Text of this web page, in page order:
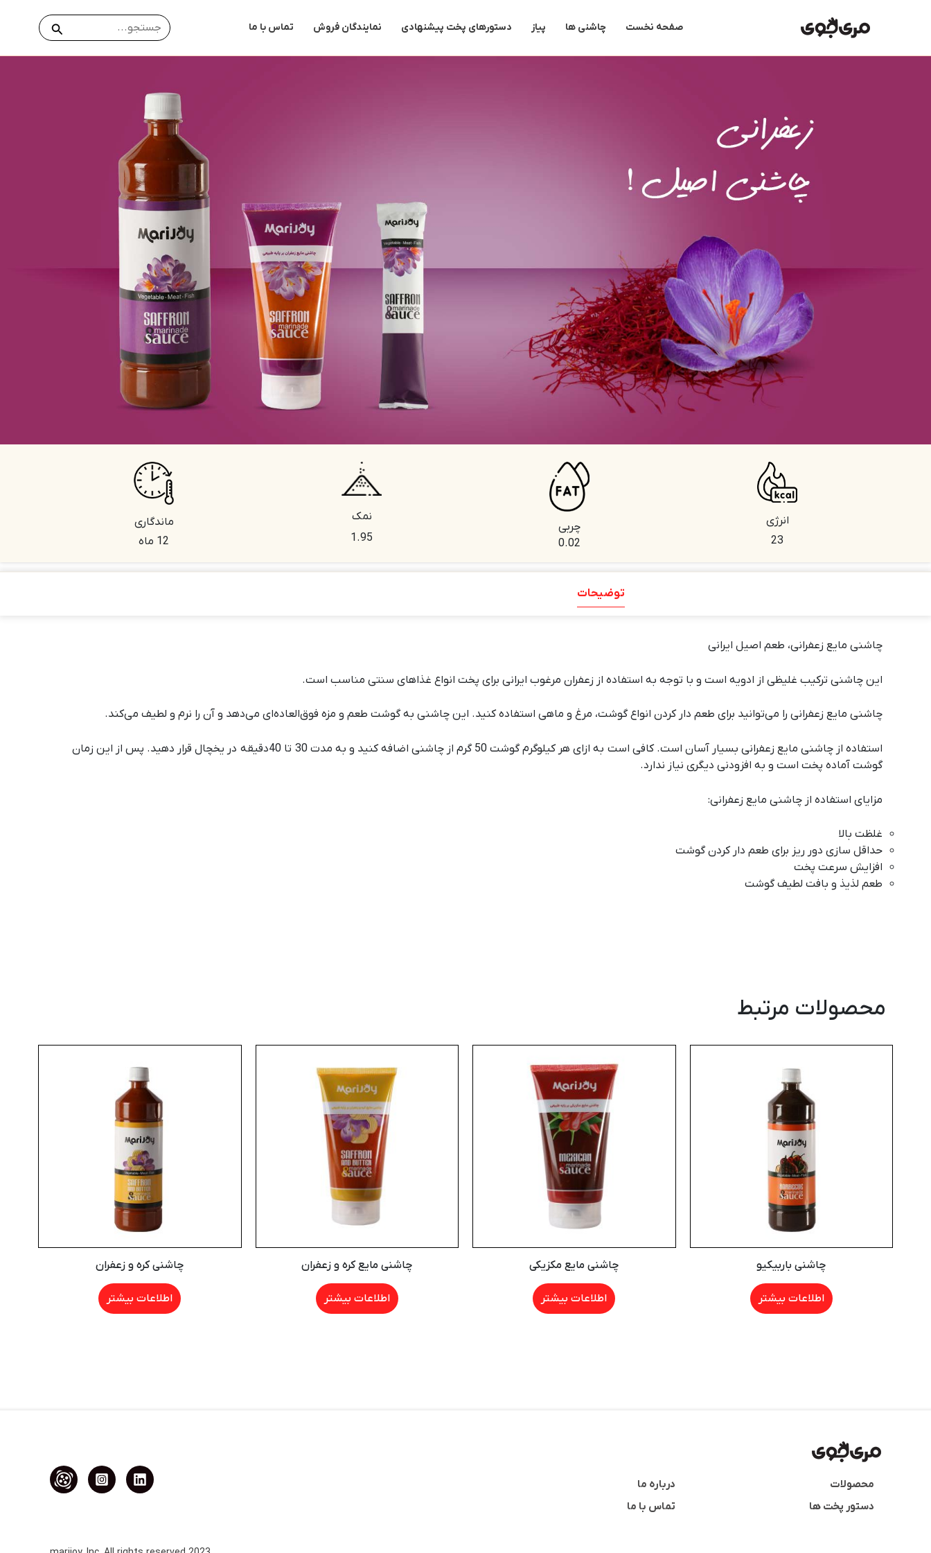
صفحه نخست چاشنی ها پیاز دستورهای پخت پیشنهادی نمایندگان فروش تماس با ما
جستجو
برای:
جستجو
انرژی
23
چربی
0.02
نمک
1.95
ماندگاری
12 ماه
توضیحات
چاشنی مایع زعفرانی، طعم اصیل ایرانی
این چاشنی ترکیب غلیظی از ادویه است و با توجه به استفاده از زعفران مرغوب ایرانی برای پخت انواع غذاهای سنتی مناسب است.
چاشنی مایع زعفرانی را می‌توانید برای طعم دار کردن انواع گوشت، مرغ و ماهی استفاده کنید. این چاشنی به گوشت طعم و مزه فوق‌العاده‌ای می‌دهد و آن را نرم و لطیف می‌کند.
استفاده از چاشنی مایع زعفرانی بسیار آسان است. کافی است به ازای هر کیلوگرم گوشت 50 گرم از چاشنی اضافه کنید و به مدت 30 تا 40دقیقه در یخچال قرار دهید. پس از این زمان
گوشت آماده پخت است و به افزودنی دیگری نیاز ندارد.
مزایای استفاده از چاشنی مایع زعفرانی:
غلظت بالا
حداقل سازی دور ریز برای طعم دار کردن گوشت
افزایش سرعت پخت
طعم لذیذ و بافت لطیف گوشت
محصولات مرتبط
چاشنی باربیکیو
اطلاعات بیشتر
چاشنی مایع مکزیکی
اطلاعات بیشتر
چاشنی مایع کره و زعفران
اطلاعات بیشتر
چاشنی کره و زعفران
اطلاعات بیشتر
محصولات
دستور پخت ها
درباره ما
تماس با ما